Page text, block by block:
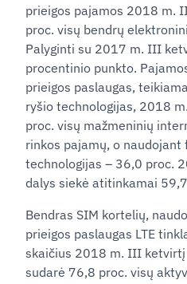
prieigos pajamos 2018 m.
proc. visų bendrų
Palyginti su 2017 m. III
procentinio punkto.
prieigos paslaugas,
ryšio technologijas, 2018
proc. visų mažmeninių
rinkos pajamų, o
technologijas – 36,0 proc.
dalys siekė atitinkamai
Bendras SIM kortelių,
prieigos paslaugas LTE
skaičius 2018 m. III
sudarė 76,8 proc. visų